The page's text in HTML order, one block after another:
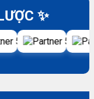
✨